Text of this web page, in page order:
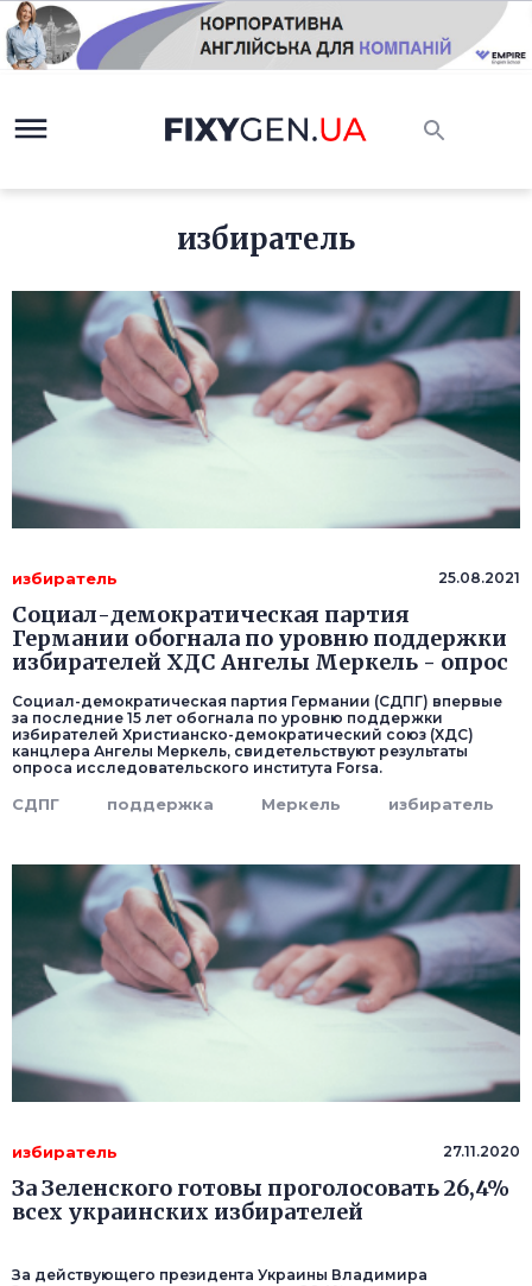
избиратель
избиратель 25.08.2021
Социал-демократическая партия
Германии обогнала по уровню поддержки
избирателей ХДС Ангелы Меркель - опрос
Социал-демократическая партия Германии (СДПГ) впервые
за последние 15 лет обогнала по уровню поддержки
избирателей Христианско-демократический союз (ХДС)
канцлера Ангелы Меркель, свидетельствуют результаты
опроса исследовательского института Forsa.
СДПГ поддержка Меркель избиратель
избиратель 27.11.2020
За Зеленского готовы проголосовать 26,4%
всех украинских избирателей
За действующего президента Украины Владимира